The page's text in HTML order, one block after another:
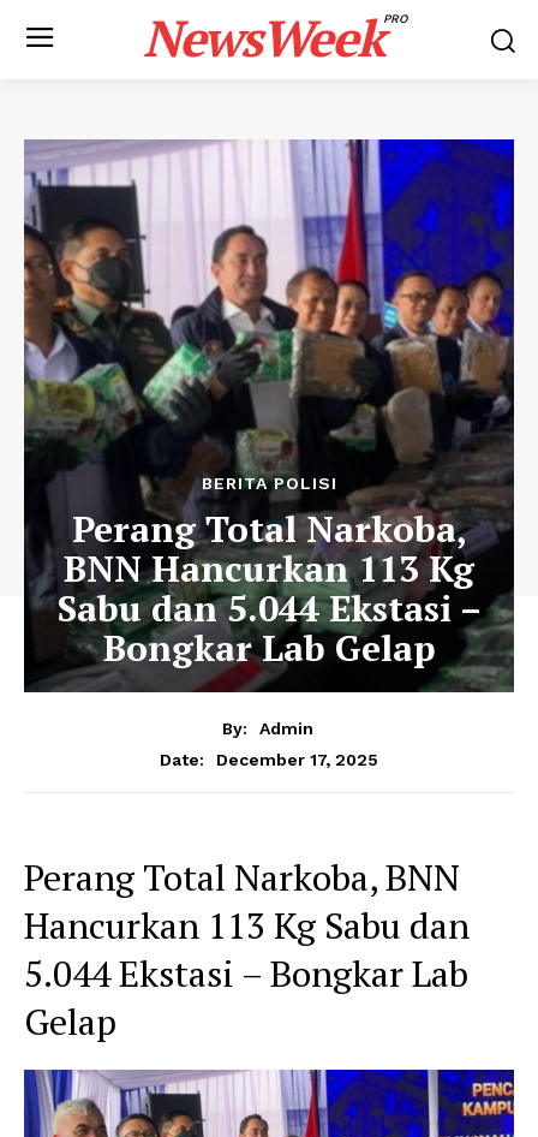
NewsWeekPRO
BERITA POLISI
Perang Total Narkoba,
BNN Hancurkan 113 Kg
Sabu dan 5.044 Ekstasi –
Bongkar Lab Gelap
By:
Admin
Date:
December 17, 2025
Perang Total Narkoba, BNN
Hancurkan 113 Kg Sabu dan
5.044 Ekstasi – Bongkar Lab
Gelap